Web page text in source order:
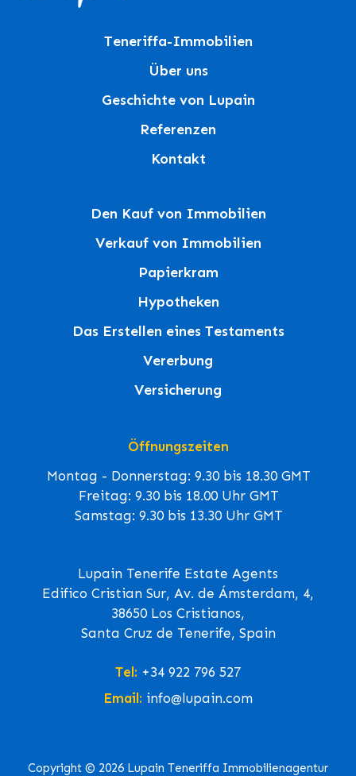
Teneriffa-Immobilien
Über uns
Geschichte von Lupain
Referenzen
Kontakt
Den Kauf von Immobilien
Verkauf von Immobilien
Papierkram
Hypotheken
Das Erstellen eines Testaments
Vererbung
Versicherung
Öffnungszeiten
Montag - Donnerstag: 9.30 bis 18.30 GMT
Freitag: 9.30 bis 18.00 Uhr GMT
Samstag: 9.30 bis 13.30 Uhr GMT
Lupain Tenerife Estate Agents
Edifico Cristian Sur, Av. de Ámsterdam, 4,
38650 Los Cristianos,
Santa Cruz de Tenerife, Spain
Tel: +34 922 796 527
Email: info@lupain.com
Copyright © 2026 Lupain Teneriffa Immobilienagentur